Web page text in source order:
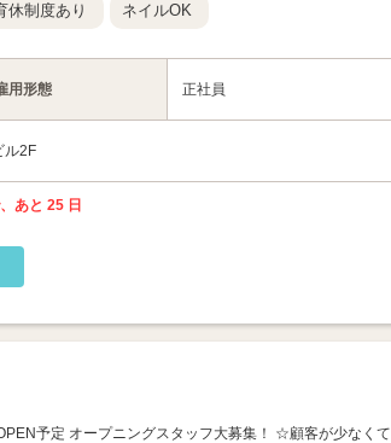
休制度あり ネイルOK
用形態 正社員
ル2F
あと 25 日
予定 オープニングスタッフ大募集！ ☆顧客が少なくて